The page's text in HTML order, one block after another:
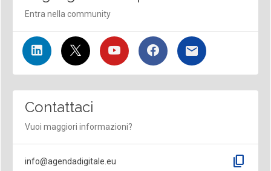
Entra nella community
Contattaci
Vuoi maggiori informazioni?
info@agendadigitale.eu content_copy